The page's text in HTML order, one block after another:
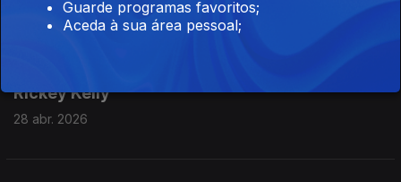
30 abr. 2026
Rickey Kelly
28 abr. 2026
Guarde programas favoritos;
Aceda à sua área pessoal;